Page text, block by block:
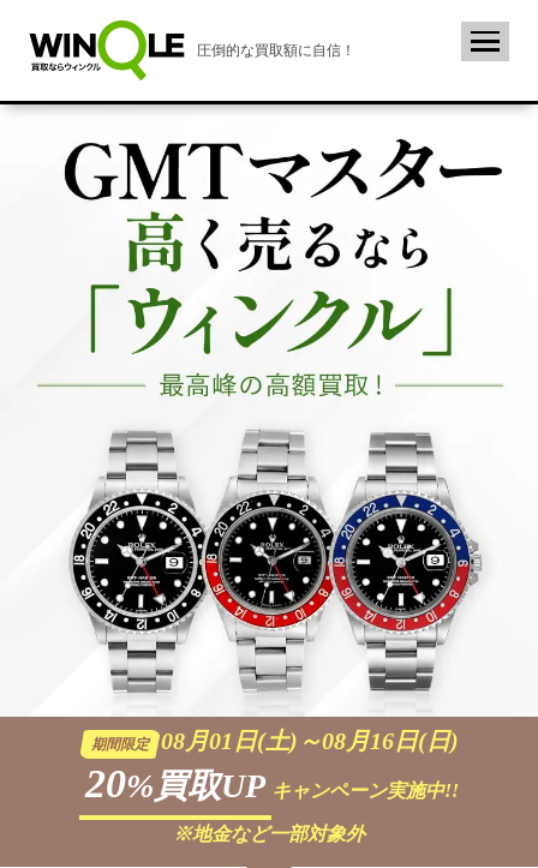
圧倒的な買取額に自信！
期間限定 08月01日(土)～08月16日(日)
20%買取UP キャンペーン実施中!!
※地金など一部対象外